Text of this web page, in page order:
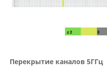
Перекрытие каналов 5ГГц